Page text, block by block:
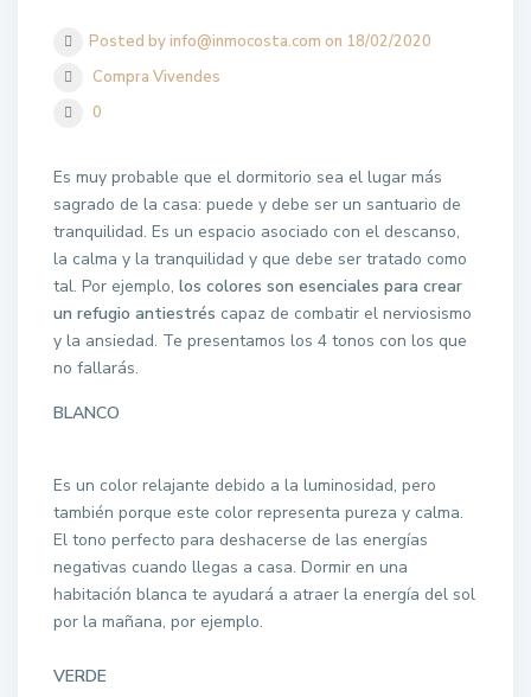
Posted by info@inmocosta.com on 18/02/2020
Compra Vivendes
0
Es muy probable que el dormitorio sea el lugar más
sagrado de la casa: puede y debe ser un santuario de
tranquilidad. Es un espacio asociado con el descanso,
la calma y la tranquilidad y que debe ser tratado como
tal. Por ejemplo, los colores son esenciales para crear
un refugio antiestrés capaz de combatir el nerviosismo
y la ansiedad. Te presentamos los 4 tonos con los que
no fallarás.
BLANCO
Es un color relajante debido a la luminosidad, pero
también porque este color representa pureza y calma.
El tono perfecto para deshacerse de las energías
negativas cuando llegas a casa. Dormir en una
habitación blanca te ayudará a atraer la energía del sol
por la mañana, por ejemplo.
VERDE